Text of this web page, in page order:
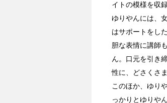
イトの模様を収
ゆりやんには、
はサポートをし
胆な表情に講師
ん。口元を引き
性に、どさくさ
このほか、ゆり
っかりとゆりや